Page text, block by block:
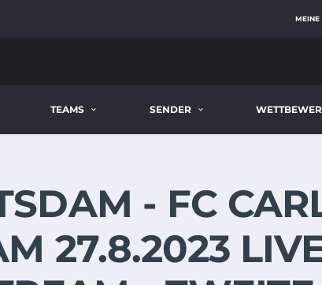
MEINE
TEAMS SENDER
- FC
27.8.2023